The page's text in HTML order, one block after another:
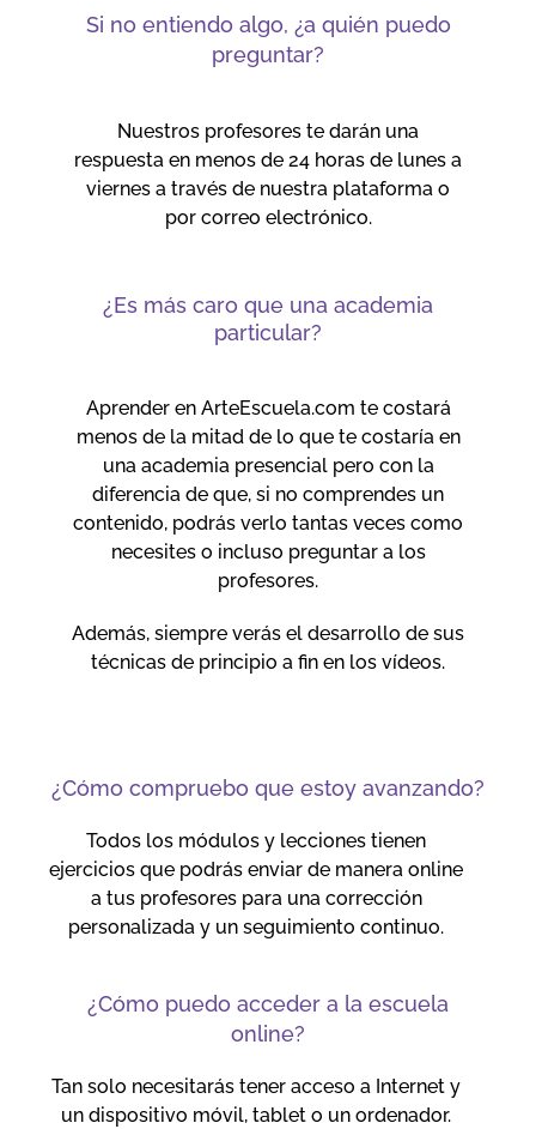
Si no entiendo algo, ¿a quién puedo
preguntar?
Nuestros profesores te darán una
respuesta en menos de 24 horas de lunes a
viernes a través de nuestra plataforma o
por correo electrónico.
¿Es más caro que una academia
particular?
Aprender en ArteEscuela.com te costará
menos de la mitad de lo que te costaría en
una academia presencial pero con la
diferencia de que, si no comprendes un
contenido, podrás verlo tantas veces como
necesites o incluso preguntar a los
profesores.
Además, siempre verás el desarrollo de sus
técnicas de principio a fin en los vídeos.
¿Cómo compruebo que estoy avanzando?
Todos los módulos y lecciones tienen
ejercicios que podrás enviar de manera online
a tus profesores para una corrección
personalizada y un seguimiento continuo.
¿Cómo puedo acceder a la escuela
online?
Tan solo necesitarás tener acceso a Internet y
un dispositivo móvil, tablet o un ordenador.